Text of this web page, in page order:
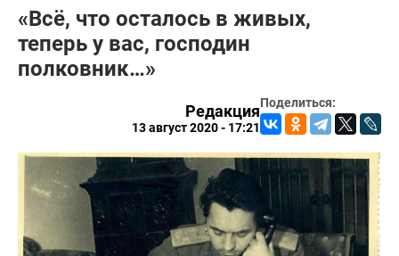
«Всё, что осталось в живых,
теперь у вас, господин
полковник…»
Поделиться:
Редакция
13 август 2020 - 17:21